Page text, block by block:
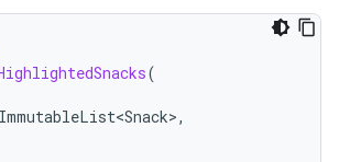
(
ImmutableList<Snack>,